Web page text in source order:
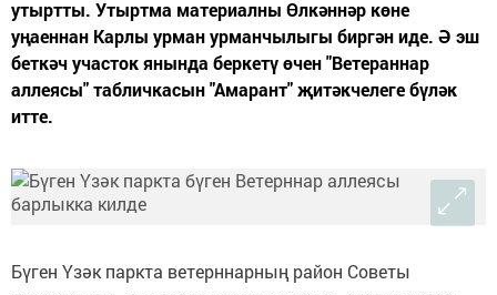
утыртты. Утыртма материалны Өлкәннәр көне
уңаеннан Карлы урман урманчылыгы биргән иде. Ә эш
беткәч участок янында беркетү өчен "Ветераннар
аллеясы" табличкасын "Амарант" җитәкчелеге бүләк
итте.
Бүген Үзәк паркта ветерннарның район Советы